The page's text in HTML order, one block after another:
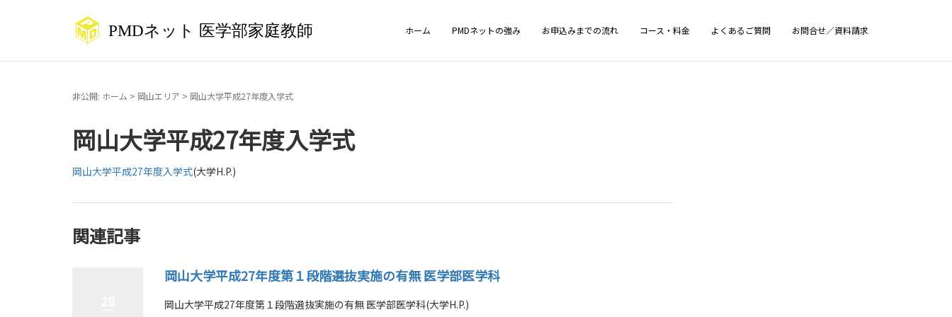
ホーム PMDネットの強み お申込みまでの流れ コース・料金 よくあるご質問 お問合せ／資料請求
非公開: ホーム > 岡山エリア > 岡山大学平成27年度入学式
岡山大学平成27年度入学式
岡山大学平成27年度入学式(大学H.P.)
関連記事
岡山大学平成27年度第１段階選抜実施の有無 医学部医学科
岡山大学平成27年度第１段階選抜実施の有無 医学部医学科(大学H.P.)